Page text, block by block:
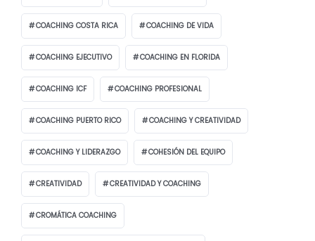
COACHING COSTA RICA COACHING DE VIDA
COACHING EJECUTIVO COACHING EN FLORIDA
COACHING ICF COACHING PROFESIONAL
COACHING PUERTO RICO COACHING Y CREATIVIDAD
COACHING Y LIDERAZGO COHESIÓN DEL EQUIPO
CREATIVIDAD CREATIVIDAD Y COACHING
CROMÁTICA COACHING